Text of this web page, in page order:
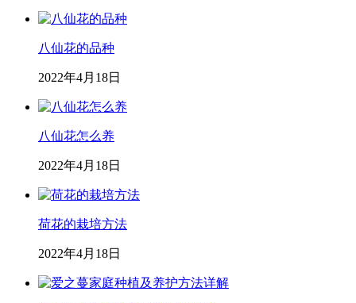
八仙花的品种
2022年4月18日
八仙花怎么养
2022年4月18日
荷花的栽培方法
2022年4月18日